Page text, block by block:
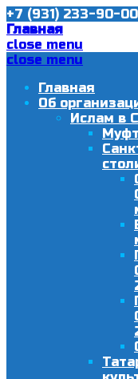
+7 (931) 233-90-00
Главная
close menu
close menu
Главная
Об
Ислам в